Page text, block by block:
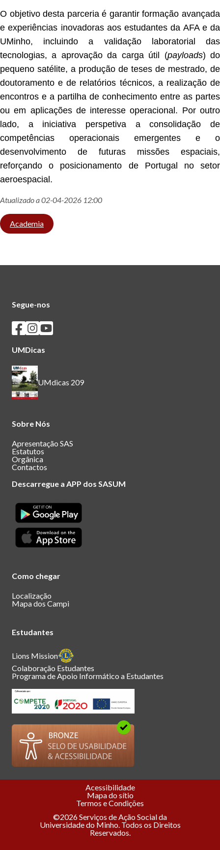
O objetivo desta parceria é garantir formação avançada
e experiências inovadoras aos estudantes da AFA e da
UMinho, incluindo a validação laboratorial das
tecnologias, a aprovação da carga útil (payloads) do
pequeno satélite, a produção de teses de mestrado, de
doutoramento e de relatórios técnicos, a realização de
encontros e a partilha de conhecimento entre as partes
ou em aplicações de interesse operacional. Por outro
lado, a iniciativa perspetiva a consolidação de
competências operacionais emergentes e o
desenvolvimento de futuras missões espaciais,
reforçando o posicionamento de Portugal no setor
aeroespacial.
Atualizado a 02-04-2026 12:00
Academia
Segue-nos
Seguir os SASUM no Facebook
Seguir os SASUM no Instagram
Seguir os SASUM no Youtube
UMDicas
UMdicas 209
Sobre Nós
Apresentação SAS
Estatutos
Orgânica
Contactos
Descarregue a APP dos SASUM
Como chegar
Localização
Mapa dos Campi
Estudantes
Lions Mission
Colaboração Estudantes
Programa de Apoio Informático a Estudantes
Acessibilidade
Mapa do sítio
Termos e Condições
©2026 Serviços de Ação Social da
Universidade do Minho. Todos os Direitos
Reservados.